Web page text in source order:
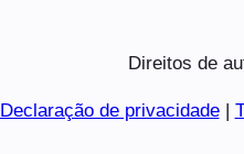
Direitos de
Declaração de privacidade|